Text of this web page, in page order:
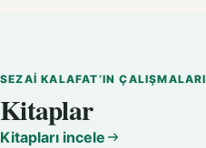
SEZAI KALAFAT’IN ÇALIŞMALARI
Kitaplar
Kitapları incele